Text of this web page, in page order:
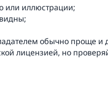
или иллюстрации;
обычно проще и
лицензией, но